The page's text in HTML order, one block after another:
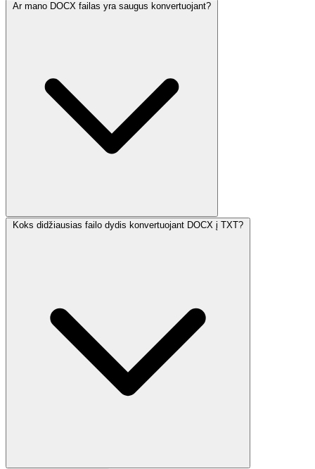
Ar mano DOCX failas yra saugus konvertuojant?
Koks didžiausias failo dydis konvertuojant DOCX į TXT?